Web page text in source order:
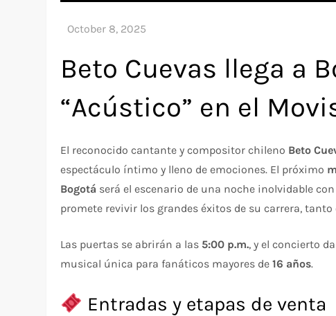
Beto Cuevas llega a
“Acústico” en el
El reconocido cantante y compositor chileno Beto
espectáculo íntimo y lleno de emociones. El próximo
Bogotá será el escenario de una noche inolvidable
promete revivir los grandes éxitos de su carrera,
Las puertas se abrirán a las 5:00 p.m., y el concierto
musical única para fanáticos mayores de16 años.
Entradas y etapas de venta